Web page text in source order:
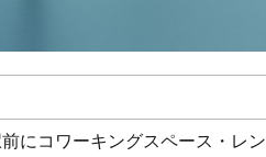
にコワーキングスペース・レン